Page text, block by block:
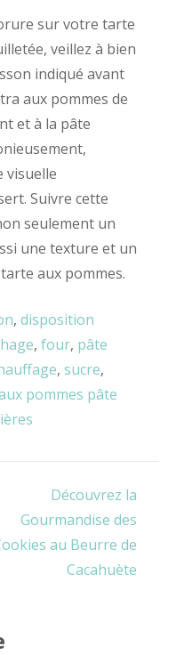
sur votre tarte
veillez à bien
indiqué avant
aux pommes de
et à la pâte
visuelle
Suivre cette
seulement un
une texture et un
aux pommes.
, disposition
, four, pâte
, sucre,
pommes pâte
Découvrez la
Gourmandise des
au Beurre de
Cacahuète